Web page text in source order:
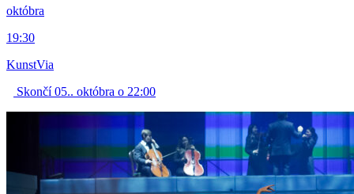
októbra
19:30
KunstVia
Skončí 05.. októbra o 22:00